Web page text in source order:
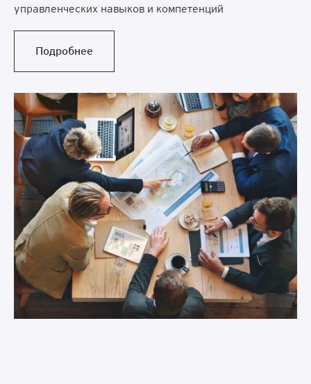
управленческих навыков и компетенций
Подробнее